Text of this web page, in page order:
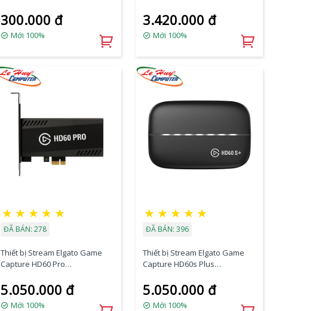
300.000 đ
Mới 100%
3.420.000 đ
Mới 100%
★ ★ ★ ★ ★
ĐÃ BÁN: 278
Thiết bị Stream Elgato Game
Capture HD60 Pro
5.050.000 đ
Mới 100%
★ ★ ★ ★ ★
ĐÃ BÁN: 396
Thiết bị Stream Elgato Game
Capture HD60s Plus
5.050.000 đ
Mới 100%